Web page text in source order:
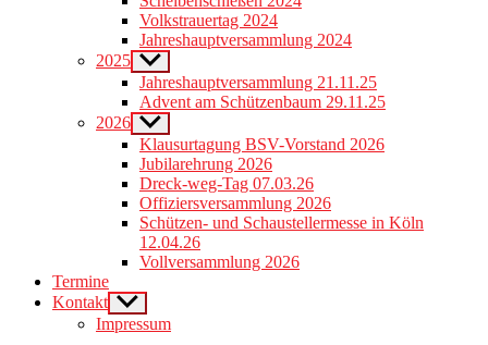
menu
Volkstrauertag 2024
Jahreshauptversammlung 2024
2025 Show
sub
menu
Jahreshauptversammlung 21.11.25
Advent am Schützenbaum 29.11.25
2026 Show
sub
menu
Klausurtagung BSV-Vorstand 2026
Jubilarehrung 2026
Dreck-weg-Tag 07.03.26
Offiziersversammlung 2026
Schützen- und Schaustellermesse in Köln
12.04.26
Vollversammlung 2026
Termine
Kontakt Show
sub
menu
Impressum